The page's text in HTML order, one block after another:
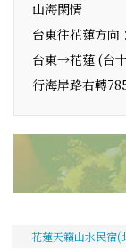
山海閑情
台東往花蓮方向：
台東→花蓮 (台
行海岸路右轉
花蓮天籟山水民宿(